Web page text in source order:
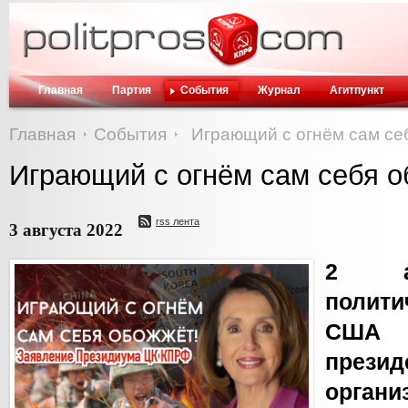
Главная Партия События Журнал Агитпункт
Главная События Играющий с огнём сам
Играющий с огнём сам себя
3 августа 2022 rss лента
2